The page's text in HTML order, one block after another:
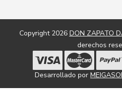
Copyright 2026 DON ZAPATO
derechos
Desarrollado por